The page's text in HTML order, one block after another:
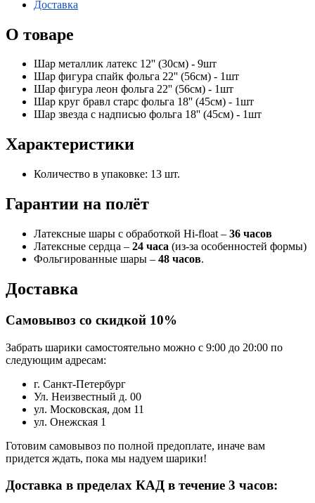
Доставка
О товаре
Шар металлик латекс 12'' (30см) - 9шт
Шар фигура спайк фольга 22'' (56см) - 1шт
Шар фигура леон фольга 22'' (56см) - 1шт
Шар круг бравл старс фольга 18'' (45см) - 1шт
Шар звезда с надписью фольга 18'' (45см) - 1шт
Характеристики
Количество в упаковке: 13 шт.
Гарантии на полёт
Латексные шары с обработкой Hi-float – 36 часов
Латексные сердца – 24 часа (из-за особенностей формы)
Фольгированные шары – 48 часов.
Доставка
Самовывоз со скидкой 10%
Забрать шарики самостоятельно можно с 9:00 до 20:00 по
следующим адресам:
г. Санкт-Петербург
Ул. Неизвестный д. 00
ул. Московская, дом 11
ул. Онежская 1
Готовим самовывоз по полной предоплате, иначе вам
придется ждать, пока мы надуем шарики!
Доставка в пределах КАД в течение 3 часов: